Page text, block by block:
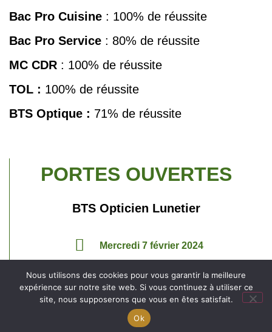
Bac Pro Cuisine : 100% de réussite
Bac Pro Service : 80% de réussite
MC CDR : 100% de réussite
TOL : 100% de réussite
BTS Optique : 71% de réussite
PORTES OUVERTES
BTS Opticien Lunetier
Mercredi 7 février 2024
de 14h à 17h au lycée Saint-Jean
Nous utilisons des cookies pour vous garantir la meilleure
expérience sur notre site web. Si vous continuez à utiliser ce
site, nous supposerons que vous en êtes satisfait.
Ok
Engagé pour l’environnement : compensation de
l’impact carbone de notre site internet